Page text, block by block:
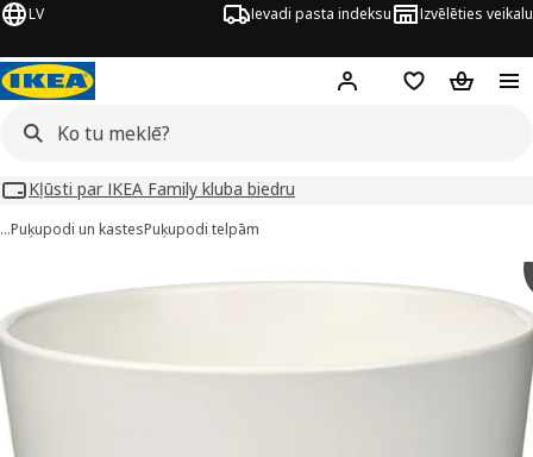
LV Ievadi pasta indeksu Izvēlēties veikalu
Hej! Pierakstīties
PirkumuPirkumu
Kļūsti par IKEA Family kluba biedru
…Puķupodi un kastesPuķupodi telpām